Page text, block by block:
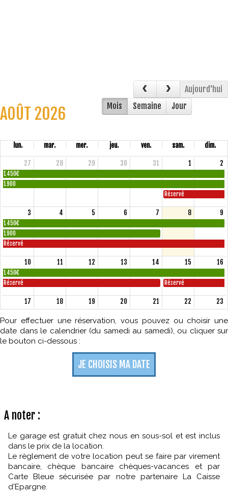
AOÛT 2026
Aujourd'hui
Mois
Semaine Jour
lun. mar. mer. jeu. ven. sam. dim.
27 28 29 30 31 1 2
1450€
1900
Réservé
3 4 5 6 7 8 9
1450€
1900
Réservé
10 11 12 13 14 15 16
1450€
Réservé
Réservé
17 18 19 20 21 22 23
Réservé
24 25
2 3
Pour effectuer une réservation, vous pouvez ou choisir une
date dans le calendrier (du samedi au samedi), ou cliquer sur
le bouton ci-dessous :
JE CHOISIS MA DATE
A noter :
Le garage est gratuit chez nous en sous-sol et est inclus
dans le prix de la location.
Le règlement de votre location peut se faire par virement
bancaire, chèque bancaire chèques-vacances et par
Carte Bleue sécurisée par notre partenaire La Caisse
d'Epargne.